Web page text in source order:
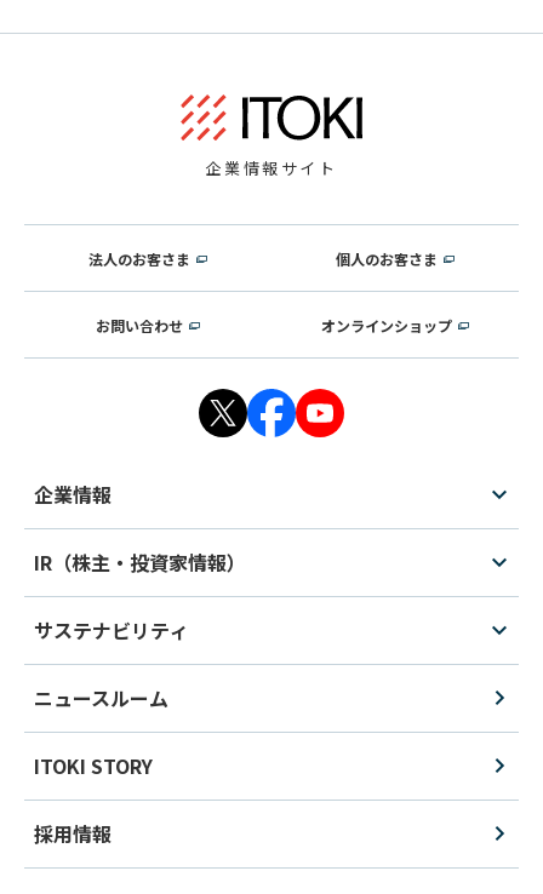
企業情報サイト
法人のお客さま 個人のお客さま
お問い合わせ オンラインショップ
企業情報
IR（株主・投資家情報）
サステナビリティ
ニュースルーム
ITOKI STORY
採用情報